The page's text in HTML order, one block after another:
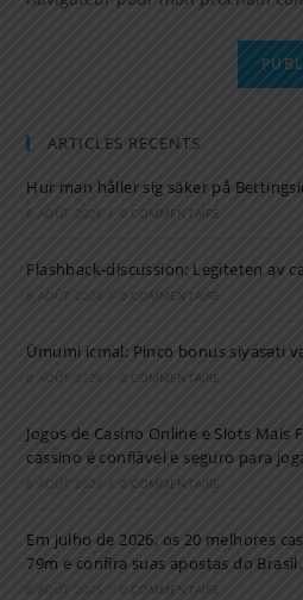
ARTICLES RECENTS
Hur man håller sig säker på
8 AOÛT 2026 / 0 COMMENTAIRE
Flashback-discussion: Legiteten av
8 AOÛT 2026 / 0 COMMENTAIRE
Ümumi icmal: Pinco bonus siyasəti
8 AOÛT 2026 0 COMMENTAIRE
Jogos de Casino Online e Slots Mais
cassino é confiável e seguro para
8 AOÛT 2026 0 COMMENTAIRE
Em julho de 2026, os 20 melhores
79m e confira suas apostas do Brasil.
8 AOÛT 2026 0 COMMENTAIRE